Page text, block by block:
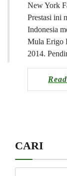
New York
Prestasi ini
Indonesia
Mula Erigo
2014.
CARI